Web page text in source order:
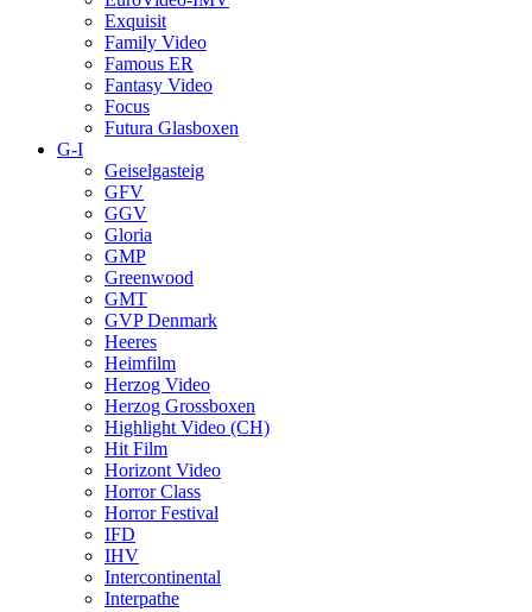
Exquisit
Family Video
Famous ER
Fantasy Video
Focus
Futura Glasboxen
G-I
Geiselgasteig
GFV
GGV
Gloria
GMP
Greenwood
GMT
GVP Denmark
Heeres
Heimfilm
Herzog Video
Herzog Grossboxen
Highlight Video (CH)
Hit Film
Horizont Video
Horror Class
Horror Festival
IFD
IHV
Intercontinental
Interpathe